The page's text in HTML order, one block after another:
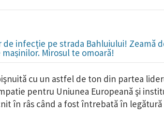
de infecție pe strada Bahluiului! Zeamă
Mirosul te omoară!
cu un astfel de ton din partea
pentru Uniunea Europeană şi
în râs când a fost întrebată în